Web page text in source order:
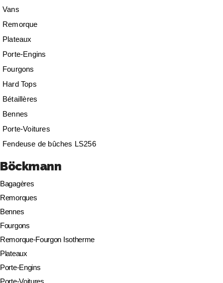
Vans
Remorque
Plateaux
Porte-Engins
Fourgons
Hard Tops
Bétaillères
Bennes
Porte-Voitures
Fendeuse de bûches LS256
Böckmann
Bagagères
Remorques
Bennes
Fourgons
Remorque-Fourgon Isotherme
Plateaux
Porte-Engins
Porte-Voitures